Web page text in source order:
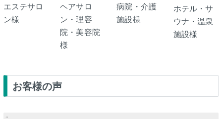
エステサロ
ン様
ヘアサロ
ン・理容
院・美容院
様
病院・介護
施設様
ホテル・サ
ウナ・温泉
施設様
お客様の声